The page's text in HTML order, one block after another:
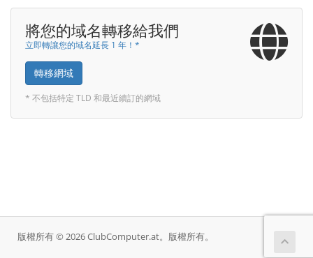
將您的域名轉移給我們
立即轉讓您的域名延長 1 年！*
轉移網域
* 不包括特定 TLD 和最近續訂的網域
版權所有 © 2026 ClubComputer.at。版權所有。